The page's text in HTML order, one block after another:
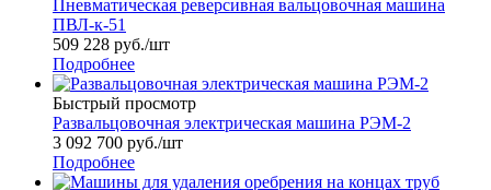
Пневматическая реверсивная вальцовочная машина
ПВЛ-к-51
509 228 руб./шт
Подробнее
Быстрый просмотр
Развальцовочная электрическая машина РЭМ-2
3 092 700 руб./шт
Подробнее